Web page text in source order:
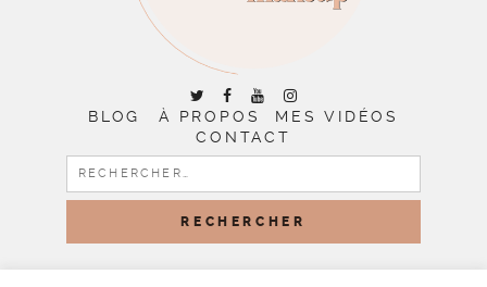
BLOG À PROPOS
MES VIDÉOS
CONTACT
RECHERCHER :